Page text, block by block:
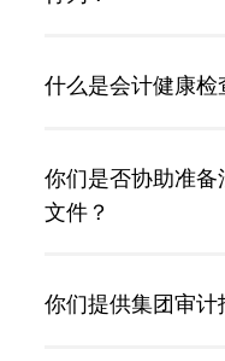
什么是会计健康检
你们是否协助准
文件？
你们提供集团审计